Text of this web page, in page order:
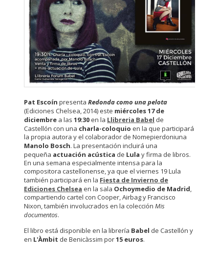
Pat Escoín presenta Redonda como una pelota
(Ediciones Chelsea, 2014) este miércoles 17 de
diciembre a las 19:30 en la Llibreria Babel de
Castellón con una charla-coloquio en la que participará
la propia autora y el colaborador de Nomepierdoniuna
Manolo Bosch. La presentación incluirá una
pequeña actuación acústica de Lula y firma de libros.
En una semana especialmente intensa para la
compositora castellonense, ya que el viernes 19 Lula
también participará en la Fiesta de Invierno de
Ediciones Chelsea en la sala Ochoymedio de Madrid,
compartiendo cartel con Cooper, Airbag y Francisco
Nixon, también involucrados en la colección Mis
documentos.
El libro está disponible en la librería Babel de Castellón y
en L'Àmbit de Benicàssim por15 euros.